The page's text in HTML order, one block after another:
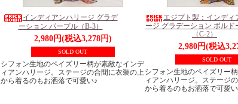
インディアンハリージ グラデ
ーション パープル（B-3）
2,980円(税込3,278円)
SOLD OUT
シフォン生地のペイズリー柄が素敵なインデ
ィアンハリージ。ステージの合間に衣装の上
から着るのもお洒落で可愛い♪
エジプト製：インディ
ージ グラデーション ボルド
（C-2）
2,980円(税込
SOLD OUT
シフォン生地のペイズリー
ィアンハリージ。ステージ
から着るのもお洒落で可愛